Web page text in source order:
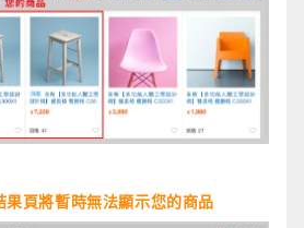
果頁將暫時無法顯示您的商品